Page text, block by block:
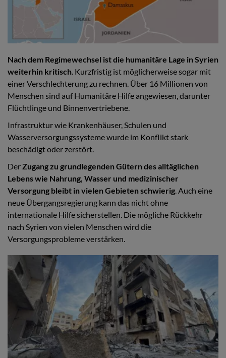
Nach dem Regimewechsel ist die humanitäre Lage in Syrien
weiterhin kritisch . Kurzfristig ist möglicherweise sogar mit
einer Verschlechterung zu rechnen. Über 16 Millionen von
Menschen sind auf Humanitäre Hilfe angewiesen, darunter
Flüchtlinge und Binnenvertriebene.
Infrastruktur wie Krankenhäuser, Schulen und
Wasserversorgungssysteme wurde im Konflikt stark
beschädigt oder zerstört.
Der Zugang zu grundlegenden Gütern des alltäglichen
Lebens wie Nahrung, Wasser und medizinischer
Versorgung bleibt in vielen Gebieten schwierig . Auch eine
neue Übergangsregierung kann das nicht ohne
internationale Hilfe sicherstellen. Die mögliche Rückkehr
nach Syrien von vielen Menschen wird die
Versorgungsprobleme verstärken.